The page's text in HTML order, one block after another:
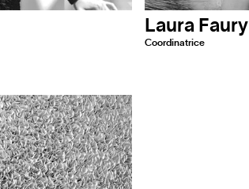
Laura Faury
Coordinatrice